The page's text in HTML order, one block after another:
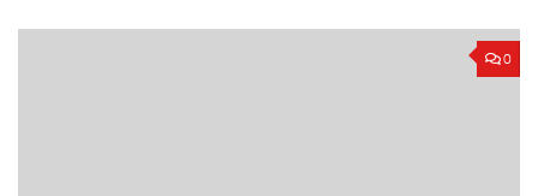
0